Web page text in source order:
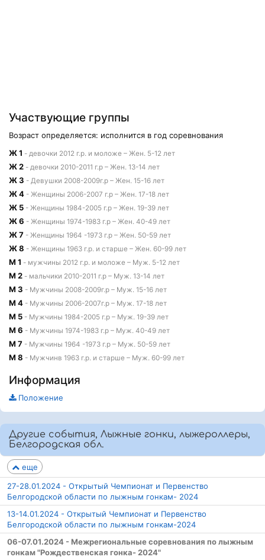
Участвующие группы
Возраст определяется: исполнится в год соревнования
Ж 1 - девочки 2012 г.р. и моложе – Жен. 5-12 лет
Ж 2 - девочки 2010-2011 г.р – Жен. 13-14 лет
Ж 3 - Девушки 2008-2009г.р – Жен. 15-16 лет
Ж 4 - Женщины 2006-2007 г.р – Жен. 17-18 лет
Ж 5 - Женщины 1984-2005 г.р – Жен. 19-39 лет
Ж 6 - Женщины 1974-1983 г.р – Жен. 40-49 лет
Ж 7 - Женщины 1964 -1973 г.р – Жен. 50-59 лет
Ж 8 - Женщины 1963 г.р. и старше – Жен. 60-99 лет
М 1 - мужчины 2012 г.р. и моложе – Муж. 5-12 лет
М 2 - мальчики 2010-2011 г.р – Муж. 13-14 лет
М 3 - Мужчины 2008-2009г.р – Муж. 15-16 лет
М 4 - Мужчины 2006-2007г.р – Муж. 17-18 лет
М 5 - Мужчины 1984-2005 г.р – Муж. 19-39 лет
М 6 - Мужчины 1974-1983 г.р – Муж. 40-49 лет
М 7 - Мужчины 1964 -1973 г.р – Муж. 50-59 лет
М 8 - Мужчинв 1963 г.р. и старше – Муж. 60-99 лет
Информация
Положение
Другие события, Лыжные гонки, лыжероллеры,
Белгородская обл.
еще
27-28.01.2024 - Открытый Чемпионат и Первенство
Белгородской области по лыжным гонкам- 2024
13-14.01.2024 - Открытый Чемпионат и Первенство
Белгородской области по лыжным гонкам-2024
06-07.01.2024 - Межрегиональные соревнования по лыжным
гонкам "Рождественская гонка- 2024"